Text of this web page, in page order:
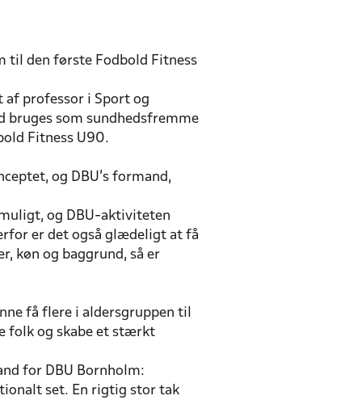
til den første Fodbold Fitness
af professor i Sport og
bruges som sundhedsfremme
Fitness U90.
og DBU’s formand,
og DBU-aktiviteten
er det også glædeligt at få
køn og baggrund, så er
få flere i aldersgruppen til
folk og skabe et stærkt
for DBU Bornholm:
set. En rigtig stor tak